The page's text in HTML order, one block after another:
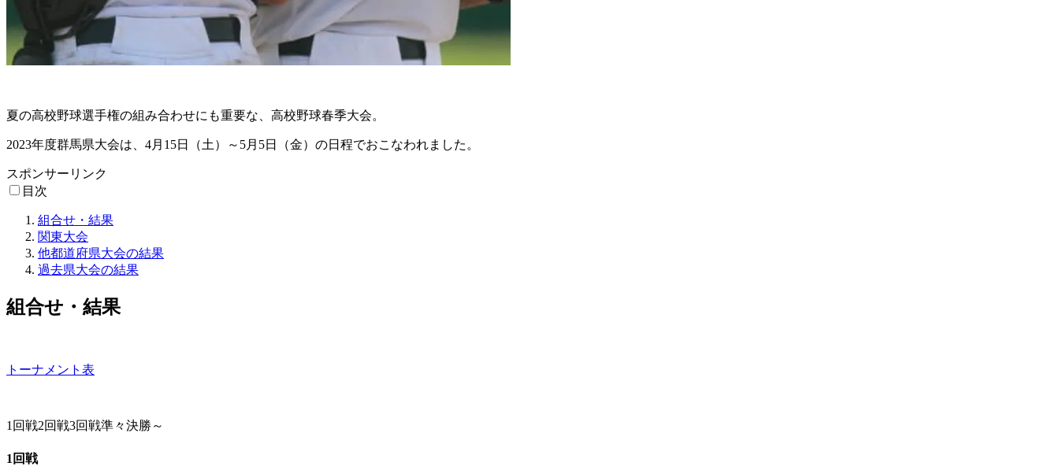
夏の高校野球選手権の組み合わせにも重要な、高校野球春季大会。
2023年度群馬県大会は、4月15日（土）～5月5日（金）の日程でおこなわれました。
スポンサーリンク
目次
組合せ・結果
関東大会
他都道府県大会の結果
過去県大会の結果
組合せ・結果
トーナメント表
1回戦2回戦3回戦準々決勝～
1回戦